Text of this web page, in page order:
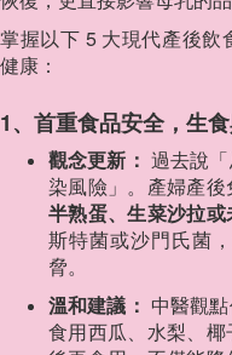
掌握以下 5 大現代產後飲
健康：
1、首重食品安全，生
觀念更新： 過去說
染風險」。產婦產後
半熟蛋、生菜沙拉
斯特菌或沙門氏菌
脅。
溫和建議： 中醫觀
食用西瓜、水梨、